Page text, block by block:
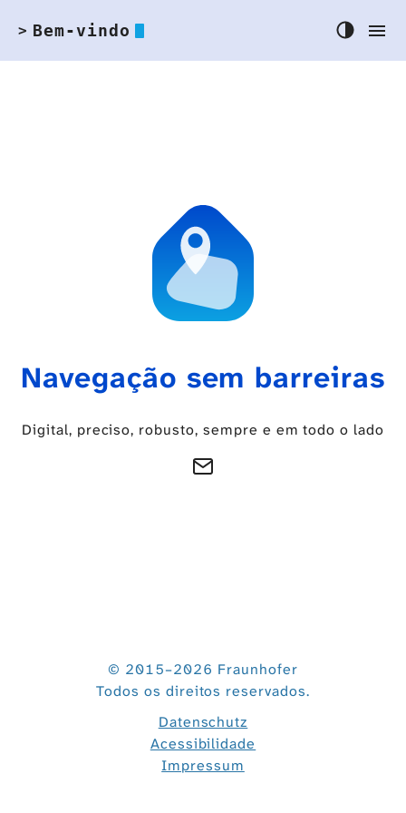
> Bem-vindo
Navegação sem barreiras
Digital, preciso, robusto, sempre e em todo o lado
© 2015–2026 Fraunhofer
Todos os direitos reservados.
Datenschutz
Acessibilidade
Impressum